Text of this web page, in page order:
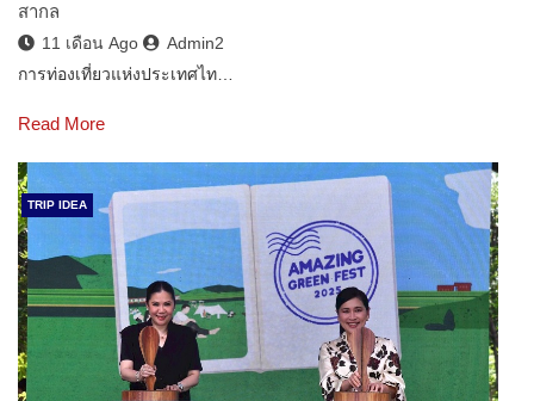
สากล
11 เดือน Ago
Admin2
การท่องเที่ยวแห่งประเทศไท…
Read More
TRIP IDEA